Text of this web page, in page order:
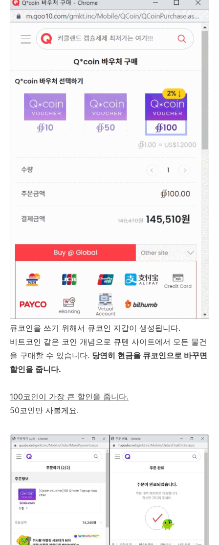
큐코인을 쓰기 위해서 큐코인 지갑이 생성됩니다.
비트코인 같은 코인 개념으로 큐텐 사이트에서 모든 물건
을 구매할 수 있습니다. 당연히 현금을 큐코인으로 바꾸면
할인을 줍니다.
100코인이 가장 큰 할인을 줍니다.
50코인만 사볼게요.